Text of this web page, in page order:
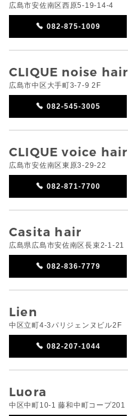
広島市安佐南区西原5-19-14-4
082-875-1009
CLIQUE noise hair
広島市中区大手町3-7-9 2F
082-545-3005
CLIQUE voice hair
広島市安佐南区東原3-29-22
082-871-7700
Casita hair
広島県広島市安佐南区長束2-1-21
082-836-7779
Lien
中区立町4-3パリジェンヌビル2F
082-207-1044
Luora
中区中町10-1 藤和中町コープ201